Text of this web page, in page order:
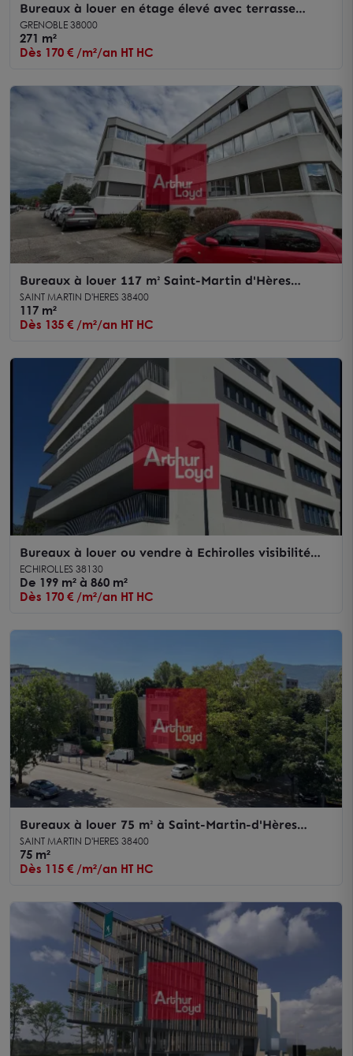
Bureaux à louer en étage élevé avec terrasse
Grenoble Europole
GRENOBLE 38000
271 m²
Dès 170 € /m²/an HT HC
Bureaux à louer 117 m² Saint-Martin d'Hères
proche campus universitaire
SAINT MARTIN D'HERES 38400
117 m²
Dès 135 € /m²/an HT HC
Bureaux à louer ou vendre à Echirolles visibilité
Rocade Sud 3388m²
ECHIROLLES 38130
De 199 m² à 860 m²
Dès 170 € /m²/an HT HC
Bureaux à louer 75 m² à Saint-Martin-d'Hères
proche commerces et loisirs
SAINT MARTIN D'HERES 38400
75 m²
Dès 115 € /m²/an HT HC